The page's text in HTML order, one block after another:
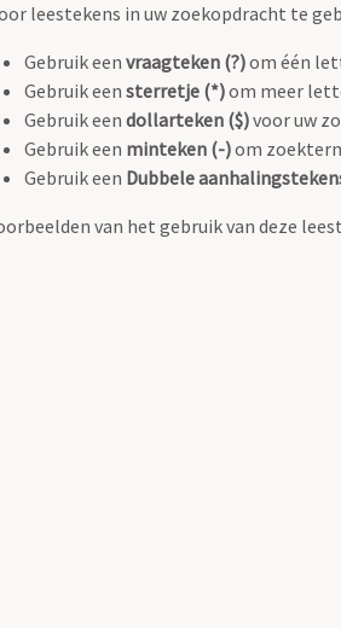
leestekens in uw zoekopdracht te
Gebruik een vraagteken (?)om één
Gebruik een sterretje (*)om meer
Gebruik een dollarteken ($)voor uw
Gebruik een minteken (-)om
Gebruik een Dubbele
van het gebruik van deze